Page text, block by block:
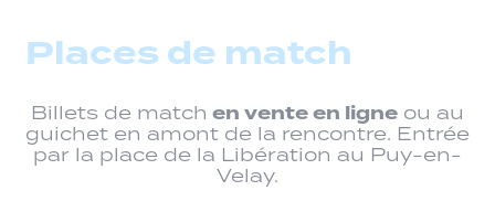
Places de match
Billets de match en vente en ligne ou au
guichet en amont de la rencontre. Entrée
par la place de la Libération au Puy-en-
Velay.